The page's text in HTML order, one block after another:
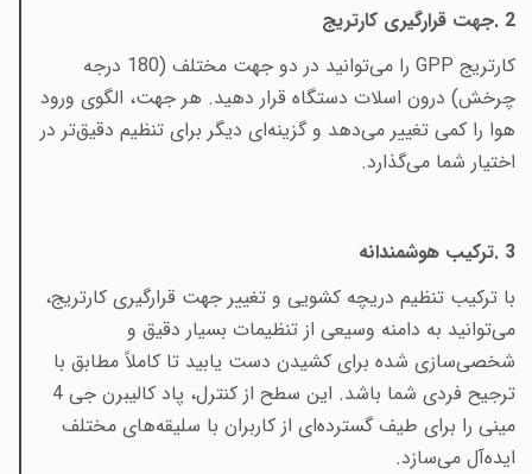
2
.جهت قرارگیری کارتریج
کارتریجGPP
را می‌توانید در دو جهت مختلف (180 درجه
چرخش) درون اسلات دستگاه قرار دهید. هر جهت، الگوی ورود
هوا را کمی تغییر می‌دهد و گزینه‌ای دیگر برای تنظیم دقیق‌تر در
اختیار شما می‌گذارد.
3
.ترکیب هوشمندانه
با ترکیب تنظیم دریچه کشویی و تغییر جهت قرارگیری کارتریج،
می‌توانید به دامنه وسیعی از تنظیمات بسیار دقیق و
شخصی‌سازی شده برای کشیدن دست یابید تا کاملاً مطابق با
ترجیح فردی شما باشد. این سطح از کنترل، پاد کالیبرن جی 4
مینی را برای طیف گسترده‌ای از کاربران با سلیقه‌های مختلف
ایده‌آل می‌سازد.